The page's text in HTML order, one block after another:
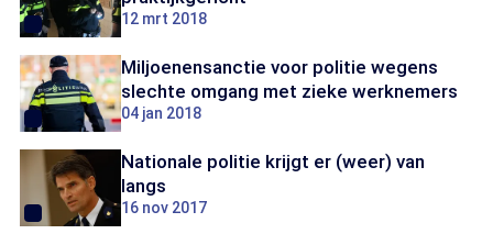
12 mrt 2018
Miljoenensanctie voor politie wegens
slechte omgang met zieke werknemers
04 jan 2018
Nationale politie krijgt er (weer) van
langs
16 nov 2017